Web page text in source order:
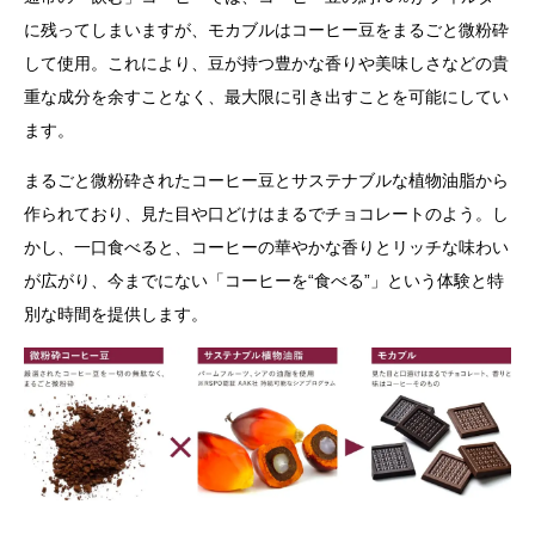
に残ってしまいますが、モカブルはコーヒー豆をまるごと微粉砕
して使用。これにより、豆が持つ豊かな香りや美味しさなどの貴
重な成分を余すことなく、最大限に引き出すことを可能にしてい
ます。
まるごと微粉砕されたコーヒー豆とサステナブルな植物油脂から
作られており、見た目や口どけはまるでチョコレートのよう。し
かし、一口食べると、コーヒーの華やかな香りとリッチな味わい
が広がり、今までにない「コーヒーを“食べる”」という体験と特
別な時間を提供します。